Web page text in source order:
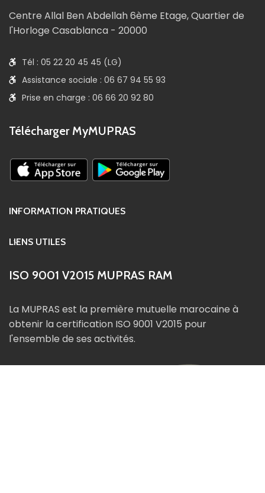
Centre Allal Ben Abdellah 6ème Etage, Quartier de
l'Horloge Casablanca - 20000
Tél : 05 22 20 45 45 (LG)
Assistance sociale : 06 67 94 55 93
Prise en charge : 06 66 20 92 80
Télécharger MyMUPRAS
INFORMATION PRATIQUES
LIENS UTILES
ISO 9001 V2015 MUPRAS RAM
La MUPRAS est la première mutuelle marocaine à
obtenir la certification ISO 9001 V2015 pour
l'ensemble de ses activités.